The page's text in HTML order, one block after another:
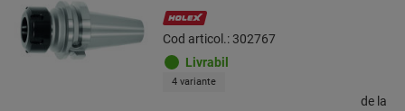
Cod articol.: 302767
Livrabil
4 variante
de la